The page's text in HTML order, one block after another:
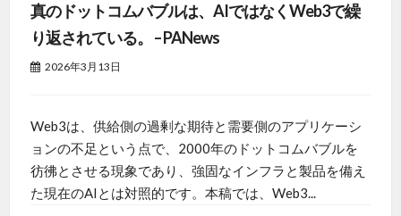
真のドットコムバブルは、AIではなくWeb3で繰
り返されている。 – PANews
2026年3月13日
Web3は、供給側の過剰な期待と需要側のアプリケーシ
ョンの不足という点で、2000年のドットコムバブルを
彷彿とさせる現象であり、強固なインフラと製品を備え
た現在のAIとは対照的です。本稿では、Web3...